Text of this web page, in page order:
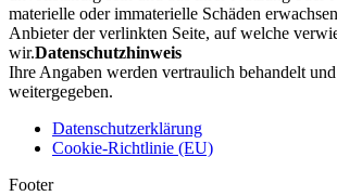
materielle oder immaterielle Schäden
Anbieter der verlinkten Seite, auf welche
wir.Datenschutzhinweis
Ihre Angaben werden vertraulich behandelt
weitergegeben.
Datenschutzerklärung
Cookie-Richtlinie (EU)
Footer